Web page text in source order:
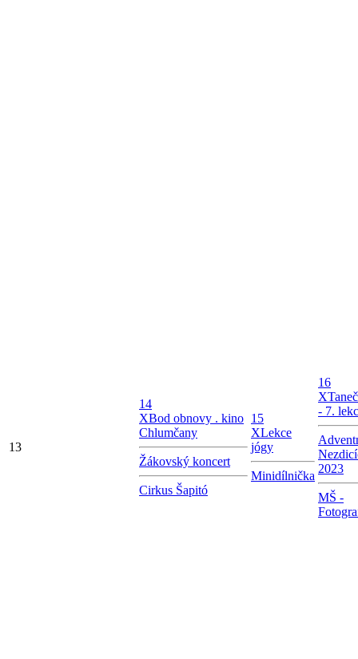
13
14
XBod obnovy . kino
Chlumčany
Žákovský koncert
Cirkus Šapitó
15
XLekce
jógy
Minidílnička
16
X
- 7.
2023
MŠ -